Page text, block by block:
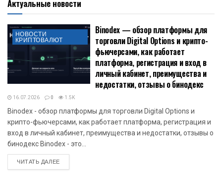
Актуальные новости
НОВОСТИ
КРИПТОВАЛЮТ
Binodex — обзор платформы для
торговли Digital Options и крипто-
фьючерсами, как работает
платформа, регистрация и вход в
личный кабинет, преимущества и
недостатки, отзывы о бинодекс
16.07.2026 0 1.5K
Binodex - обзор платформы для торговли Digital Options и
крипто-фьючерсами, как работает платформа, регистрация и
вход в личный кабинет, преимущества и недостатки, отзывы о
бинодекс Binodex - это...
ЧИТАТЬ ДАЛЕЕDETAILS